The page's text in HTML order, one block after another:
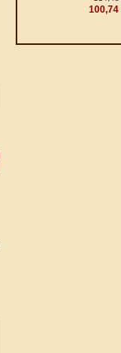
100,74